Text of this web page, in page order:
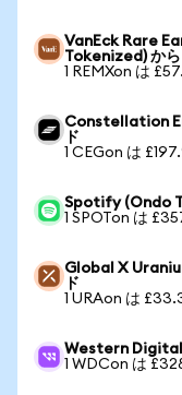
VanEck Rare
Tokenized) から
1 REMXon は
Constellation
ド
1 CEGon は
Spotify (Ondo
1 SPOTon は
Global X
ド
1 URAon は
Western Digital
1 WDCon は